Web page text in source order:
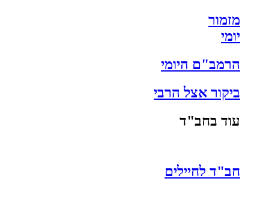
מזמור
יומי
הרמב"ם היומי
ביקור אצל הרבי
עוד בחב"ד
חב"ד לחיילים